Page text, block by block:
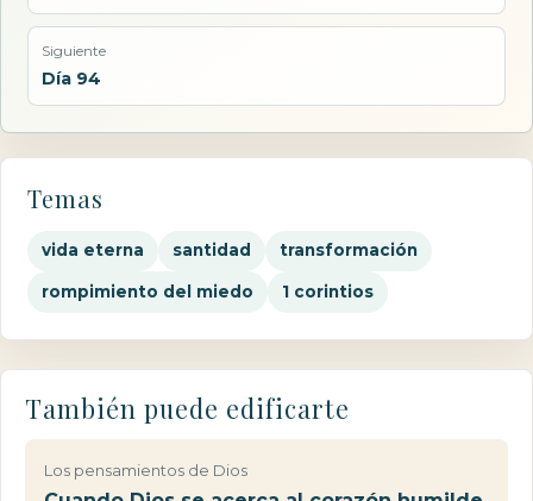
Siguiente
Día 94
Temas
vida eterna santidad transformación
rompimiento del miedo 1 corintios
También puede edificarte
Los pensamientos de Dios